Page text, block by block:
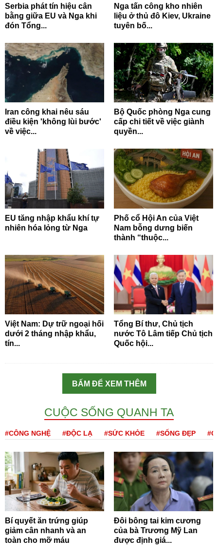
Serbia phát tín hiệu cân
bằng giữa EU và Nga khi
đón Tổng...
Nga tấn công kho nhiên
liệu ở thủ đô Kiev, Ukraine
tuyên bố...
Iran công khai nêu sáu
điều kiện 'không lùi bước'
về việc...
Bộ Quốc phòng Nga cung
cấp chi tiết về việc giành
quyền...
EU tăng nhập khẩu khí tự
nhiên hóa lỏng từ Nga
Phố cổ Hội An của Việt
Nam bỗng dưng biến
thành “thuộc...
Việt Nam: Dự trữ ngoại hối
dưới 2 tháng nhập khẩu,
tín...
Tổng Bí thư, Chủ tịch
nước Tô Lâm tiếp Chủ tịch
Quốc hội...
BẤM ĐỂ XEM THÊM
CUỘC SỐNG QUANH TA
#CÔNG NGHỆ #ĐỘC LẠ #SỨC KHỎE #SỐNG ĐẸP
Bí quyết ăn trứng giúp
giảm cân nhanh và an
toàn cho mỡ máu
Đôi bông tai kim cương
của bà Trương Mỹ Lan
được định giá...